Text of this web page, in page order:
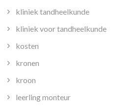
kliniek tandheelkunde
kliniek voor tandheelkunde
kosten
kronen
kroon
leerling monteur